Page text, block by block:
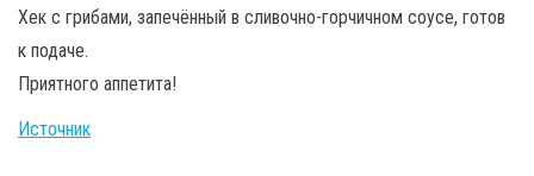
Хек с грибами, запечённый в сливочно-горчичном соусе, готов
к подаче.
Приятного аппетита!
Источник